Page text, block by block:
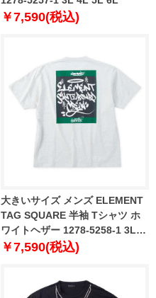
￥7,590(税込)
大きいサイズ メンズ ELEMENT
TAG SQUARE 半袖 Tシャツ ホ
ワイトヘザー 1278-5258-1 3L
4L 5L 6L
￥7,590(税込)